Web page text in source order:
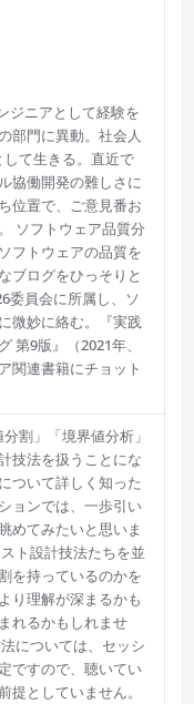
ジニアとして経験を
部門に異動。社会人
て生きる。直近で
協働開発の難しさに
位置で、ご意見番お
ソフトウェア品質分
フトウェアの品質を
ブログをひっそりと
委員会に所属し、ソ
微妙に絡む。『実践
第9版』（2021年、
関連書籍にチョット
割」「境界値分析」
技法を扱うことにな
ついて詳しく知った
ョンでは、一歩引い
めてみたいと思いま
ト設計技法たちを並
を持っているのかを
り理解が深まるかも
れるかもしれませ
については、セッシ
ですので、聴いてい
提としていません。